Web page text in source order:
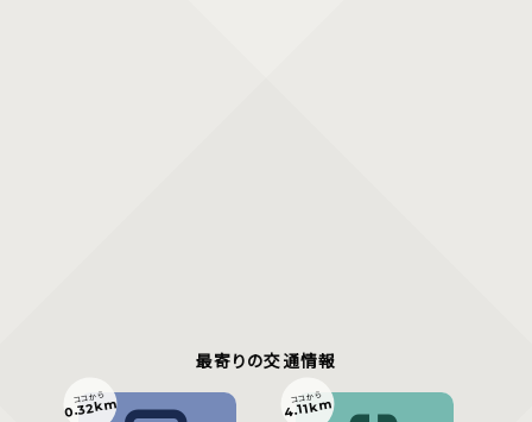
最寄りの交通情報
ココから
0.32km ココから
4.11km